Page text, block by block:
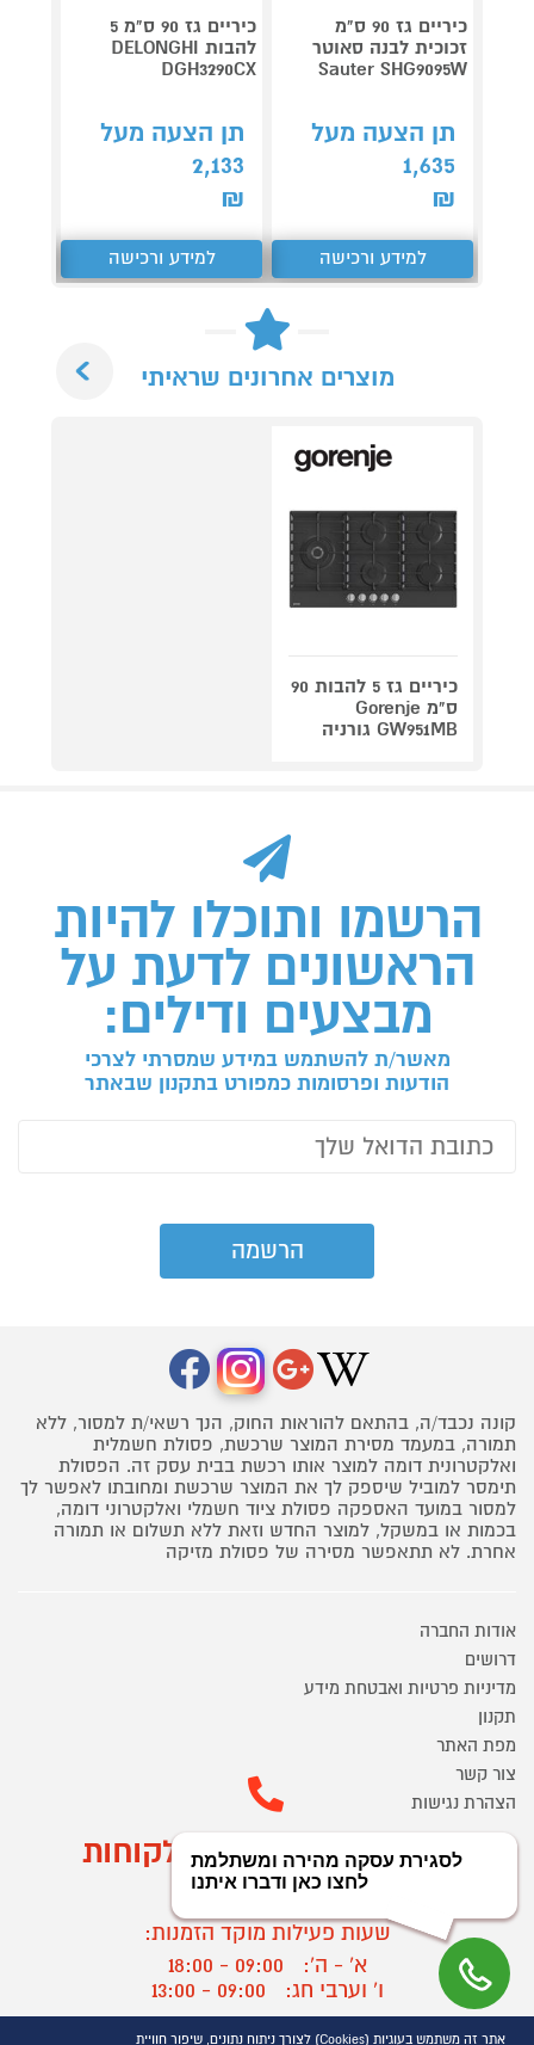
כיריים גז 90 ס"מ
זכוכית לבנה סאוטר
Sauter SHG9095W
תן הצעה מעל
1,635
₪
למידע ורכישה
כיריים גז 90 ס"מ 5
להבות DELONGHI
DGH3290CX
תן הצעה מעל
2,133
₪
למידע ורכישה
מוצרים אחרונים שראיתי
כיריים גז 5 להבות 90
ס"מ Gorenje
GW951MB גורניה
הרשמו ותוכלו להיות
הראשונים לדעת על
מבצעים ודילים:
מאשר/ת להשתמש במידע שמסרתי לצרכי
הודעות ופרסומות כמפורט בתקנון שבאתר
קונה נכבד/ה, בהתאם להוראות החוק, הנך רשאי/ת למסור, ללא
תמורה, במעמד מסירת המוצר שרכשת, פסולת חשמלית
ואלקטרונית דומה למוצר אותו רכשת בבית עסק זה. הפסולת
תימסר למוביל שיספק לך את המוצר שרכשת ומחובתו לאפשר לך
למסור במועד האספקה פסולת ציוד חשמלי ואלקטרוני דומה,
בכמות או במשקל, למוצר החדש וזאת ללא תשלום או תמורה
אחרת. לא תתאפשר מסירה של פסולת מזיקה
אודות החברה
דרושים
מדיניות פרטיות ואבטחת מידע
תקנון
מפת האתר
צור קשר
הצהרת נגישות
מוקד הזמנות ושירות לקוחות
03-9545370
שעות פעילות מוקד הזמנות:
א' - ה':
09:00 - 18:00
ו' וערבי חג:
09:00 - 13:00
שעות פעילות מוקד שירות לקוחות:
אתר זה משתמש בעוגיות (Cookies) לצורך ניתוח נתונים, שיפור חוויית